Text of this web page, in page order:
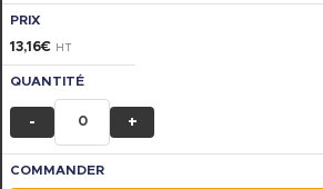
13,16€ HT
- +